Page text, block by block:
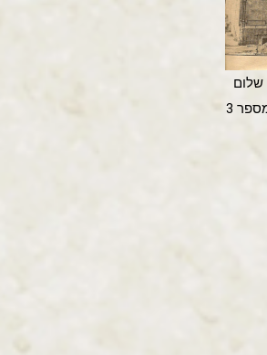
1966 (מגדל שלום
כבר עומד), הבית בשדרות רוטשילד מספר 3